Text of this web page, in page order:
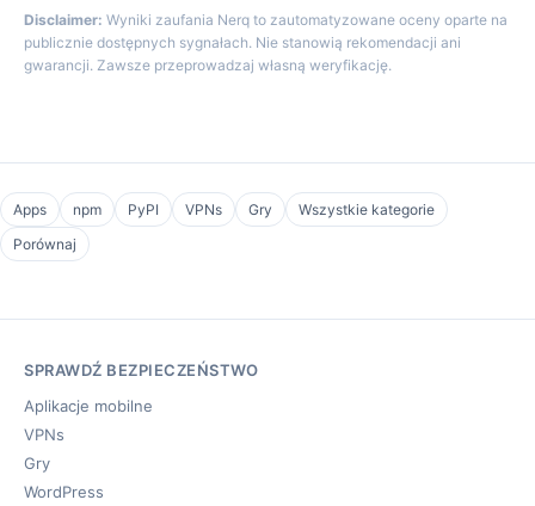
Disclaimer: Wyniki zaufania Nerq to zautomatyzowane oceny oparte na
publicznie dostępnych sygnałach. Nie stanowią rekomendacji ani
gwarancji. Zawsze przeprowadzaj własną weryfikację.
Apps npm PyPI VPNs Gry
Wszystkie kategorie
Porównaj
SPRAWDŹ BEZPIECZEŃSTWO
Aplikacje mobilne
VPNs
Gry
WordPress